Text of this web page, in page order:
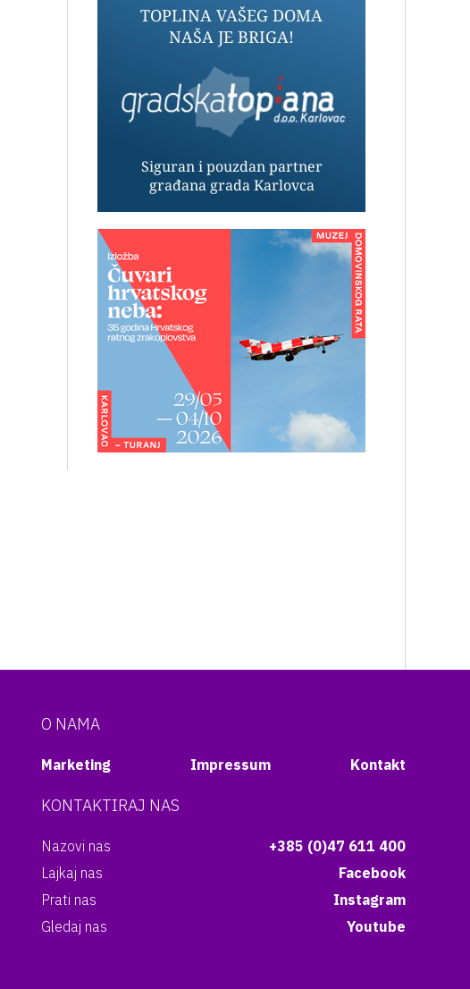
O NAMA
Marketing Impressum Kontakt
KONTAKTIRAJ NAS
Nazovi nas
+385 (0)47 611 400
Lajkaj nas
Facebook
Prati nas
Instagram
Gledaj nas
Youtube